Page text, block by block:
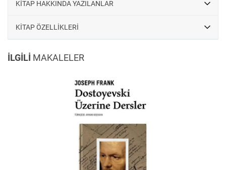
KİTAP HAKKINDA YAZILANLAR
KİTAP ÖZELLİKLERİ
İLGİLİ MAKALELER